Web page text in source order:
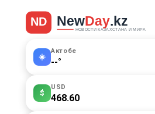
☀️
Актобе
--°
$
USD
468.60